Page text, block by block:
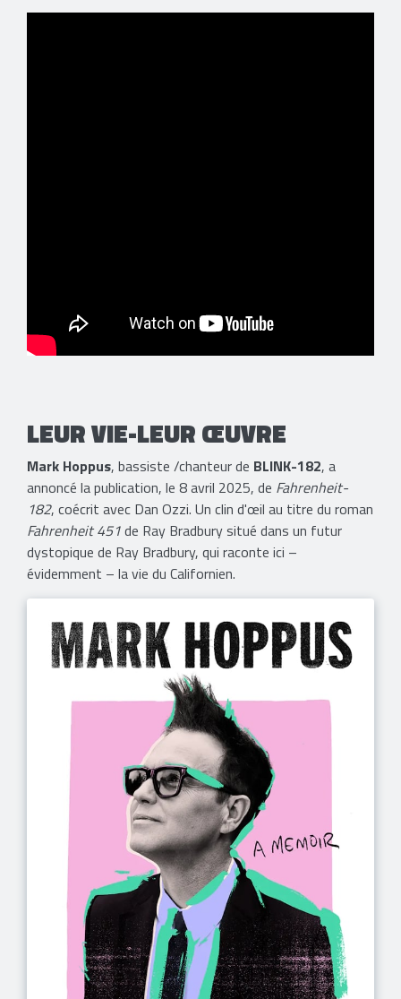
LEUR VIE-LEUR ŒUVRE
Mark Hoppus, bassiste /chanteur de BLINK-182, a
annoncé la publication, le 8 avril 2025, de Fahrenheit-
182, coécrit avec Dan Ozzi. Un clin d'œil au titre du roman
Fahrenheit 451de Ray Bradbury situé dans un futur
dystopique de Ray Bradbury, qui raconte ici –
évidemment – la vie du Californien.